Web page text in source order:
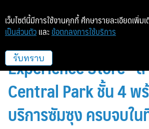
CPW เปิดให้บริการ
Experience Store” ส
Central Park ชั้น 4 พ
บริการซัมซุง ครบจบใน
เว็บไซต์นี้มีการใช้งานคุกกี้ ศึกษารายละเอียดเพิ่มเ
เป็นส่วนตัว และ ข้อตกลงการใช้บริการ
รับทราบ